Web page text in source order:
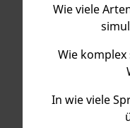
Wie viele
Wie
In wie viele